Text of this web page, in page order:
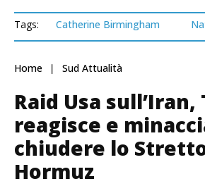
Tags: Catherine Birmingham
Home Sud Attualità
Raid Usa
reagisce e
chiudere lo
Hormuz